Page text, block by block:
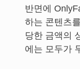
반면에
하는 콘텐츠
당한 금액의
에는 모두가